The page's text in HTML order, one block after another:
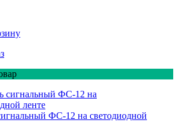
ФС-12 на светодиодной